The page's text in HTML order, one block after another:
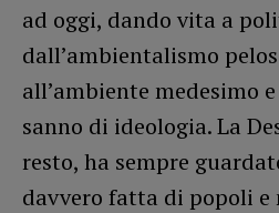
ad oggi, dando vita a
dall’ambientalismo
all’ambiente medesimo
sanno di ideologia. La
resto, ha sempre
davvero fatta di popoli